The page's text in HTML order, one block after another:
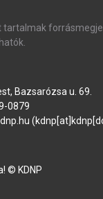
tartalmak
Bazsarózsa u. 69.
0879
.hu
© KDNP